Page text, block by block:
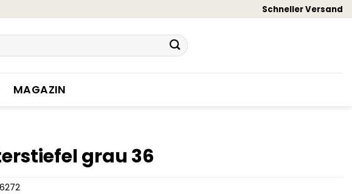
Schneller Versand
MAGAZIN
grau 36